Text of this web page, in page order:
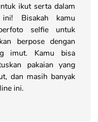
ikut serta dalam
Bisakah kamu
selfie untuk
berpose dengan
imut. Kamu bisa
pakaian yang
dan masih banyak
ini.